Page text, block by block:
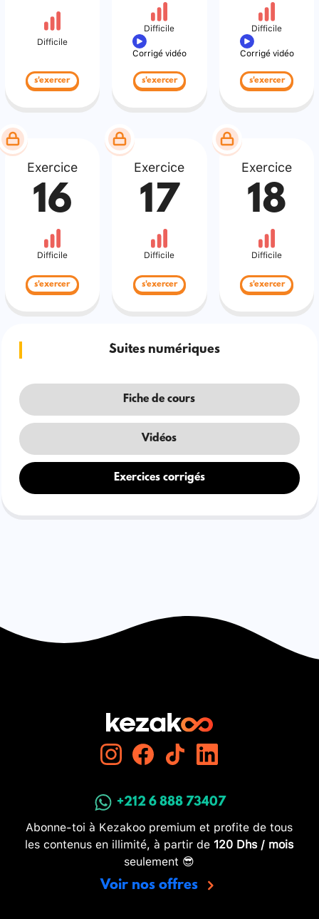
Difficile
s'exercer
Difficile
Corrigé vidéo
s'exercer
Difficile
Corrigé vidéo
s'exercer
Exercice
16
Difficile
s'exercer
Exercice
17
Difficile
s'exercer
Exercice
18
Difficile
s'exercer
Suites numériques
Fiche de cours
Vidéos
Exercices corrigés
+212 6 888 73407
Abonne-toi à Kezakoo premium et profite de tous
les contenus en illimité, à partir de 120 Dhs / mois
seulement 😎
Voir nos offres